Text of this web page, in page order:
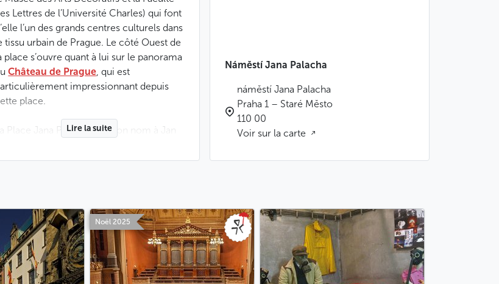
Lettres de l’Université Charles) qui font
l’un des grands centres culturels dans
tissu urbain de Prague. Le côté Ouest de
place s’ouvre quant à lui sur le panorama
Château de Prague, qui est
impressionnant depuis
place.
La Place Jana Palacha doit son nom à Jan
qui s’est immolé en janvier 1969
en 1968. Dans la partie Sud de la place se
dressent deux sculptures de John Hejduk
respectivement « La maison du
» et « La maison de la mère du
», qui évoquent l’acte à la fois
Lire la suite
Náměstí Jana Palacha
náměstí Jana Palacha
Praha 1 – Staré Město
110 00
Voir sur la carte
Noël 2025